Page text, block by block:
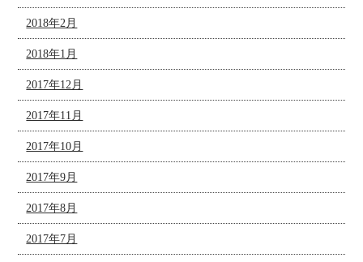
2018年2月
2018年1月
2017年12月
2017年11月
2017年10月
2017年9月
2017年8月
2017年7月